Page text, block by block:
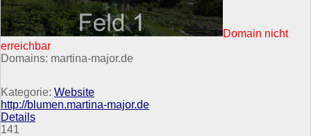
Domain nicht
erreichbar
Domains: martina-major.de
Kategorie: Website
http://blumen.martina-major.de
Details
141